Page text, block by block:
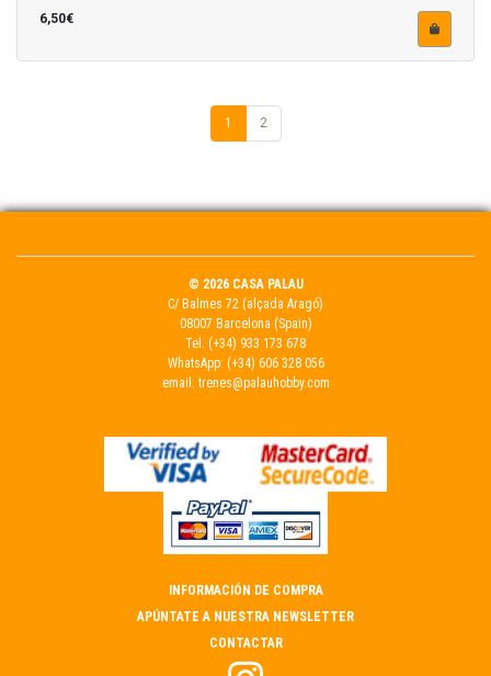
6,50€
1 2
© 2026 CASA PALAU
C/ Balmes 72 (alçada Aragó)
08007 Barcelona (Spain)
Tel. (+34) 933 173 678
WhatsApp: (+34) 606 328 056
email: trenes@palauhobby.com
INFORMACIÓN DE COMPRA
APÚNTATE A NUESTRA NEWSLETTER
CONTACTAR